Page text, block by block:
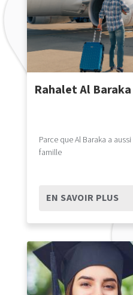
Rahalet Al Baraka
Parce que Al Baraka a
famille
EN SAVOIR PLUS